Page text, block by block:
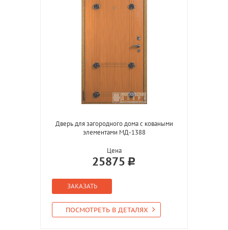
Дверь для загородного дома с коваными
элементами МД-1388
Цена
25875
ЗАКАЗАТЬ
ПОСМОТРЕТЬ В ДЕТАЛЯХ